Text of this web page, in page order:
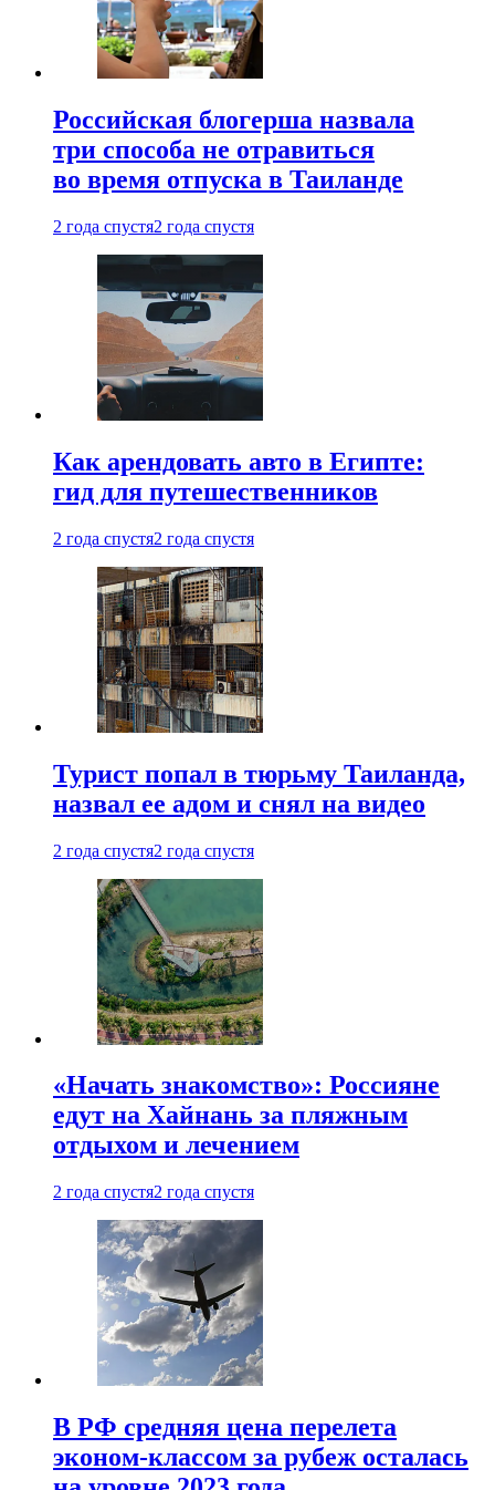
Российская блогерша назвала
три способа не отравиться
во время отпуска в Таиланде
2 года спустя2 года спустя
Как арендовать авто в Египте:
гид для путешественников
2 года спустя2 года спустя
Турист попал в тюрьму Таиланда,
назвал ее адом и снял на видео
2 года спустя2 года спустя
«Начать знакомство»: Россияне
едут на Хайнань за пляжным
отдыхом и лечением
2 года спустя2 года спустя
В РФ средняя цена перелета
эконом-классом за рубеж осталась